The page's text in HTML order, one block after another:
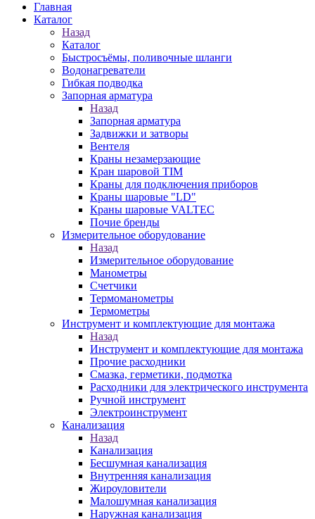
Главная
Каталог
Назад
Каталог
Быстросъёмы, поливочные шланги
Водонагреватели
Гибкая подводка
Запорная арматура
Назад
Запорная арматура
Задвижки и затворы
Вентеля
Краны незамерзающие
Кран шаровой TIM
Краны для подключения приборов
Краны шаровые "LD"
Краны шаровые VALTEC
Почие бренды
Измерительное оборудование
Назад
Измерительное оборудование
Манометры
Счетчики
Термоманометры
Термометры
Инструмент и комплектующие для монтажа
Назад
Инструмент и комплектующие для монтажа
Прочие расходники
Смазка, герметики, подмотка
Расходники для электрического инструмента
Ручной инструмент
Электроинструмент
Канализация
Назад
Канализация
Бесшумная канализация
Внутренняя канализация
Жироуловители
Малошумная канализация
Наружная канализация